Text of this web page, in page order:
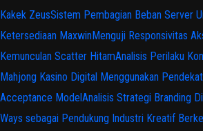
Kakek ZeusSistem Pembagian Beban Server
Ketersediaan MaxwinMenguji Responsivitas
Kemunculan Scatter HitamAnalisis Perilaku
Mahjong Kasino Digital Menggunakan
Acceptance ModelAnalisis Strategi Branding
Ways sebagai Pendukung Industri Kreatif